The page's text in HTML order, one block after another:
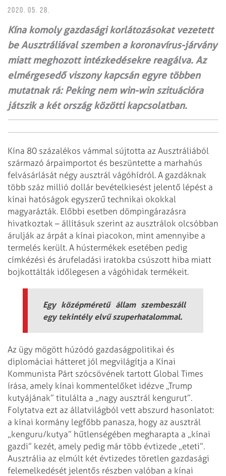
2020. 05. 28.
Kína komoly gazdasági korlátozásokat vezetett
be Ausztráliával szemben a koronavírus-járvány
miatt meghozott intézkedésekre reagálva. Az
elmérgesedő viszony kapcsán egyre többen
mutatnak rá: Peking nem win-win szituációra
játszik a két ország közötti kapcsolatban.
Kína 80 százalékos vámmal sújtotta az Ausztráliából
származó árpaimportot és beszüntette a marhahús
felvásárlását négy ausztrál vágóhídról. A gazdáknak
több száz millió dollár bevételkiesést jelentő lépést a
kínai hatóságok egyszerű technikai okokkal
magyarázták. Előbbi esetben dömpingárazásra
hivatkoztak – állításuk szerint az ausztrálok olcsóbban
árulják az árpát a kínai piacokon, mint amennyibe a
termelés került. A hústermékek esetében pedig
címkézési és árufeladási iratokba csúszott hiba miatt
bojkottálták időlegesen a vágóhidak termékeit.
Egy középméretű állam szembeszáll
egy tekintély elvű szuperhatalommal.
Az ügy mögött húzódó gazdaságpolitikai és
diplomáciai hátteret jól megvilágítja a Kínai
Kommunista Párt szócsövének tartott Global Times
írása, amely kínai kommentelőket idézve „Trump
kutyájának” titulálta a „nagy ausztrál kengurut”.
Folytatva ezt az állatvilágból vett abszurd hasonlatot:
a kínai kormány legfőbb panasza, hogy az ausztrál
„kenguru/kutya” hűtlenségében megharapta a „kínai
gazdi” kezét, amely pedig már több évtizede „eteti”.
Ausztrália az elmúlt két évtizedes töretlen gazdasági
felemelkedését jelentős részben valóban a kínai